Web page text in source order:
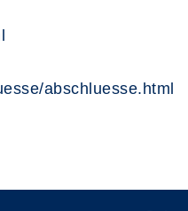
abschluesse.html